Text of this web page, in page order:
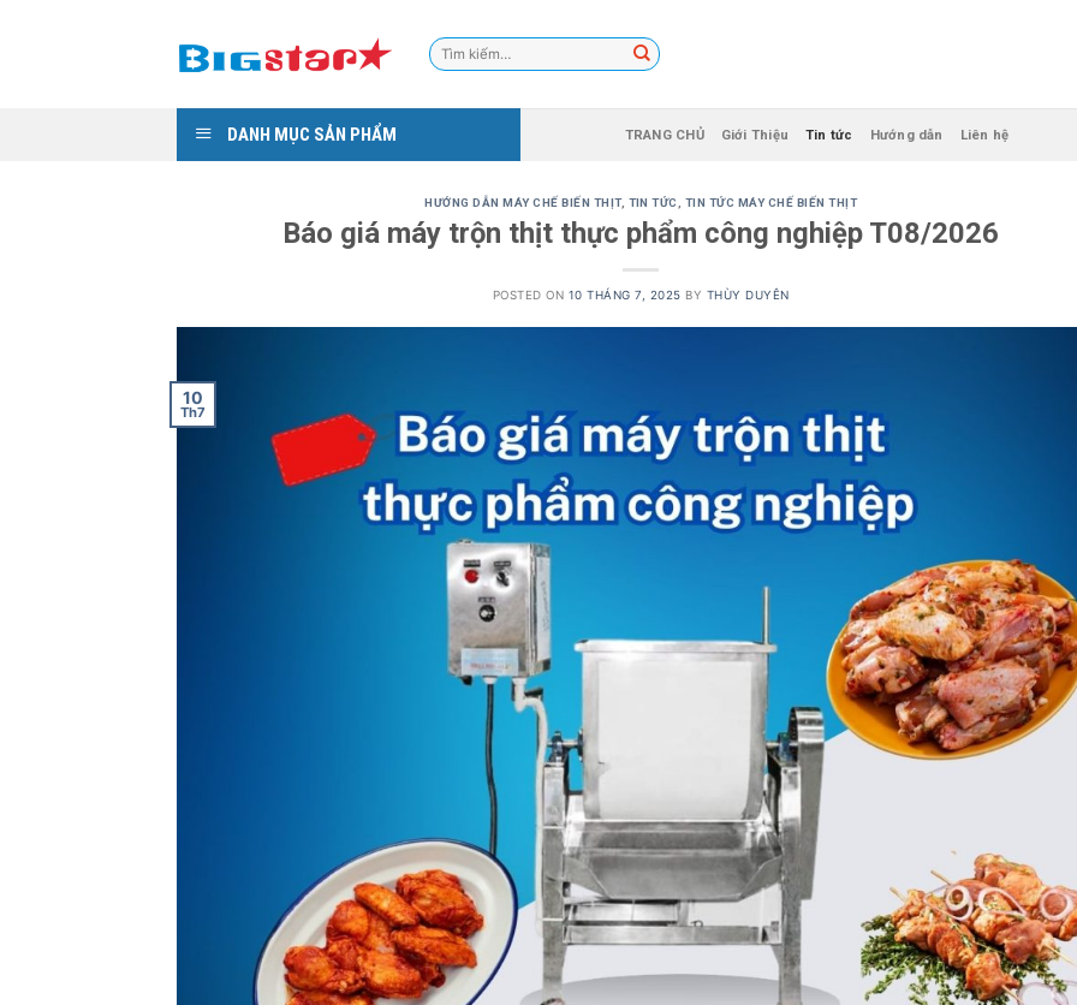
Tìm
kiếm:
DANH MỤC SẢN PHẨM TRANG CHỦ Giới Thiệu Tin tức Hướng dẫn Liên hệ
HƯỚNG DẪN MÁY CHẾ BIẾN THỊT, TIN TỨC TIN TỨC MÁY CHẾ BIẾN THỊT
Báo giá máy trộn thịt thực phẩm công nghiệp T08/2026
POSTED ON 10 THÁNG 7, 2025 BY THÙY DUYÊN
10
Th7